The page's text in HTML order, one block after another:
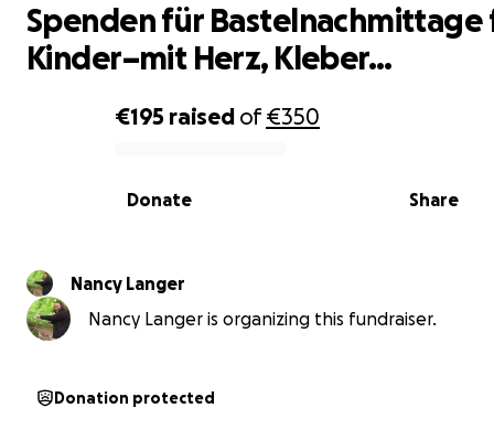
0% complete
€195 raised of€350
Share
Donate
Spenden für Bastelnachmittage
Kinder–mit Herz, Kleber...
Nancy Langer
Nancy Langer is organizing this fundraiser.
Donation protected